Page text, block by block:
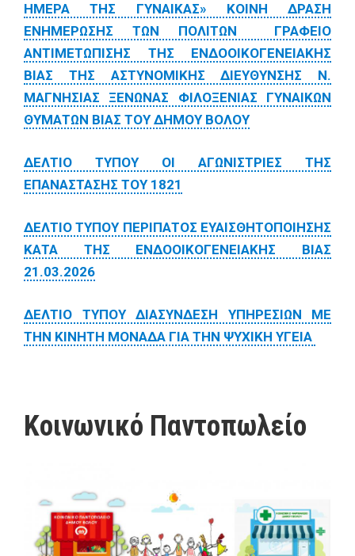
ΗΜΕΡΑ ΤΗΣ ΓΥΝΑΙΚΑΣ» ΚΟΙΝΗ ΔΡΑΣΗ
ΕΝΗΜΕΡΩΣΗΣ ΤΩΝ ΠΟΛΙΤΩΝ ΓΡΑΦΕΙΟ
ΑΝΤΙΜΕΤΩΠΙΣΗΣ ΤΗΣ ΕΝΔΟΟΙΚΟΓΕΝΕΙΑΚΗΣ
ΒΙΑΣ ΤΗΣ ΑΣΤΥΝΟΜΙΚΗΣ ΔΙΕΥΘΥΝΣΗΣ Ν.
ΜΑΓΝΗΣΙΑΣ ΞΕΝΩΝΑΣ ΦΙΛΟΞΕΝΙΑΣ ΓΥΝΑΙΚΩΝ
ΘΥΜΑΤΩΝ ΒΙΑΣ ΤΟΥ ΔΗΜΟΥ ΒΟΛΟΥ
ΔΕΛΤΙΟ ΤΥΠΟΥ ΟΙ ΑΓΩΝΙΣΤΡΙΕΣ ΤΗΣ
ΕΠΑΝΑΣΤΑΣΗΣ ΤΟΥ 1821
ΔΕΛΤΙΟ ΤΥΠΟΥ ΠΕΡΙΠΑΤΟΣ ΕΥΑΙΣΘΗΤΟΠΟΙΗΣΗΣ
ΚΑΤΑ ΤΗΣ ΕΝΔΟΟΙΚΟΓΕΝΕΙΑΚΗΣ ΒΙΑΣ
21.03.2026
ΔΕΛΤΙΟ ΤΥΠΟΥ ΔΙΑΣΥΝΔΕΣΗ ΥΠΗΡΕΣΙΩΝ ΜΕ
ΤΗΝ ΚΙΝΗΤΗ ΜΟΝΑΔΑ ΓΙΑ ΤΗΝ ΨΥΧΙΚΗ ΥΓΕΙΑ
Κοινωνικό Παντοπωλείο